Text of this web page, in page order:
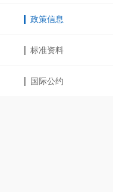
政策信息
标准资料
国际公约